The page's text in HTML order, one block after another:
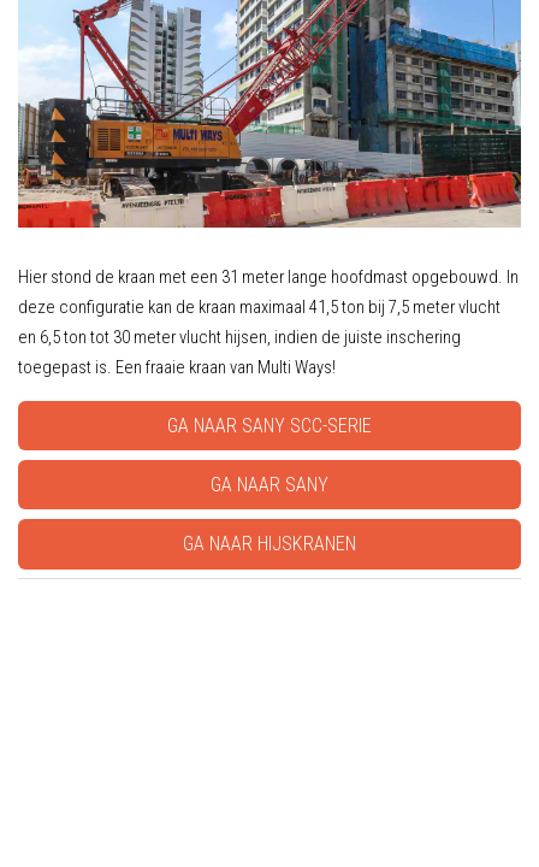
Hier stond de kraan met een 31 meter lange hoofdmast opgebouwd. In
deze configuratie kan de kraan maximaal 41,5 ton bij 7,5 meter vlucht
en 6,5 ton tot 30 meter vlucht hijsen, indien de juiste inschering
toegepast is. Een fraaie kraan van Multi Ways!
GA NAAR SANY SCC-SERIE
GA NAAR SANY
GA NAAR HIJSKRANEN